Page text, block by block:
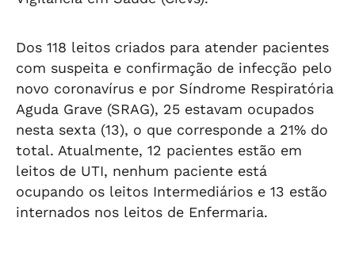
Dos 118 leitos criados para atender pacientes
com suspeita e confirmação de infecção pelo
novo coronavírus e por Síndrome Respiratória
Aguda Grave (SRAG), 25 estavam ocupados
nesta sexta (13), o que corresponde a 21% do
total. Atualmente, 12 pacientes estão em
leitos de UTI, nenhum paciente está
ocupando os leitos Intermediários e 13 estão
internados nos leitos de Enfermaria.